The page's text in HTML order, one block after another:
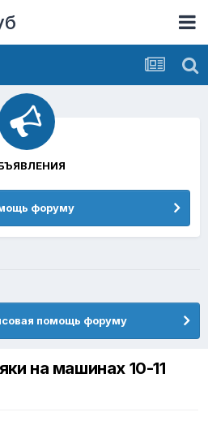
помощь форуму
на машинах 10-11
форуму